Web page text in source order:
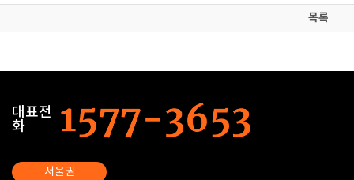
목록
대표전
화